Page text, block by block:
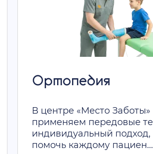
Ортопедия
В центре «Место
применяем передовые
индивидуальный подход,
помочь каждому пациен...